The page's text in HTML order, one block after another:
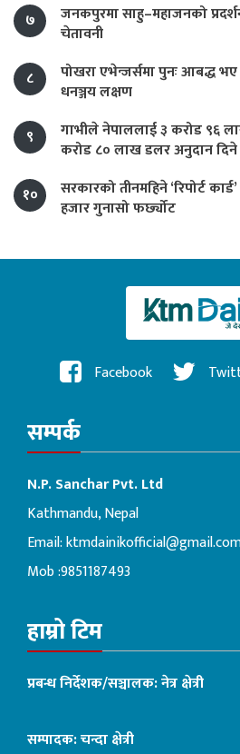
७
जनकपुरमा साहु–महाजनको
चेतावनी
८
पोखरा एभेन्जर्समा पुनः आबद्ध
धनञ्जय लक्षण
९
गाभीले नेपाललाई ३ करोड ९६
करोड ८० लाख डलर अनुदान दिने
१०
सरकारको तीनमहिने ‘रिपोर्ट
हजार गुनासो फर्छ्योट
Facebook
सम्पर्क
N.P. Sanchar Pvt. Ltd
Kathmandu, Nepal
Email:
Mob :9851187493
हाम्रो टिम
प्रबन्ध निर्देशक/सञ्चालक: नेत्र क्षेत्री
सम्पादक: चन्दा क्षेत्री